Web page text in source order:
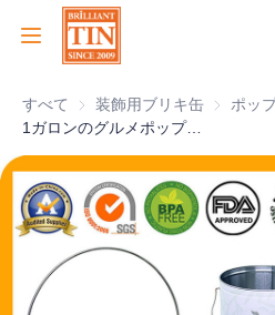
すべて 装飾用ブリキ缶 装飾用ブ
ポッ
1ガロンのグルメポップコーン缶
ホーム
会社
製品
顧客サービス